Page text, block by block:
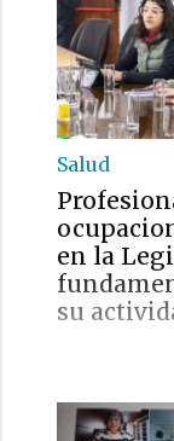
Salud
en la
su